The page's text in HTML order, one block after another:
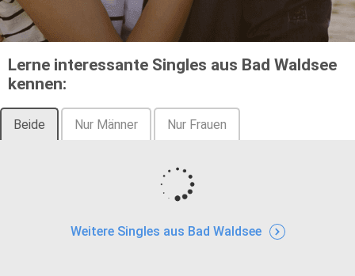
Lerne interessante Singles aus Bad Waldsee
kennen:
Beide Nur Männer Nur Frauen
Weitere Singles aus Bad Waldsee